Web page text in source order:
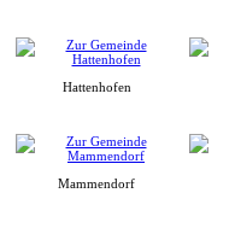
Hattenhofen
Mammendorf